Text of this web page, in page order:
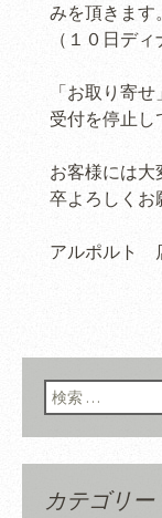
みを頂きます。
（１０日デ
「お取り寄
受付を停止し
お客様には
卒よろしくお
アルポルト
検索:
カテゴリー